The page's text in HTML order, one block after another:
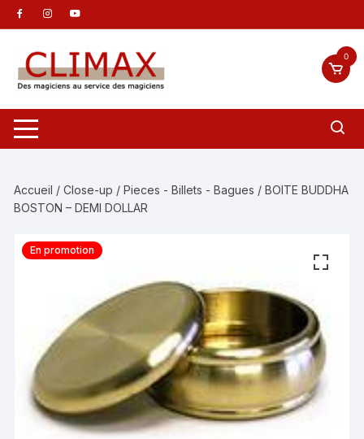
Aller
au
contenu
0
Accueil /Close-up /Pieces - Billets - Bagues / BOITE BUDDHA
BOSTON – DEMI DOLLAR
En promotion